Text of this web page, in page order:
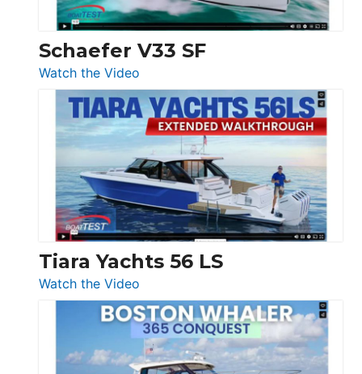
Swift
Trawler
54
Princess
F58
Flybridge
at
Boot
Düsseldorf
Schaefer V33 SF
Watch the Video
Schaefer
V33
SF
Tiara Yachts 56 LS
Watch the Video
Tiara
Yachts
56
LS